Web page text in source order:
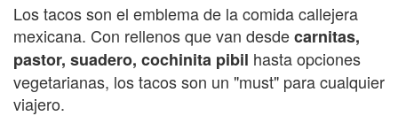
Los tacos son el emblema de la comida callejera
mexicana. Con rellenos que van desdecarnitas,
pastor, suadero, cochinita pibil hasta opciones
vegetarianas, los tacos son un "must" para cualquier
viajero.